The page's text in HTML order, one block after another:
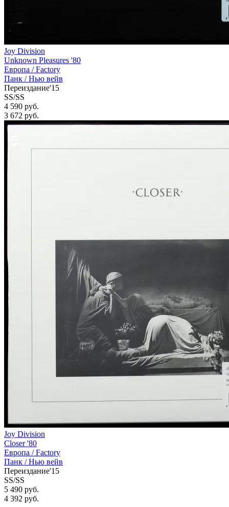
Joy Division
Unknown Pleasures '80
Европа /Factory
Панк / Нью вейв
Переиздание'15
SS/SS
4 590 руб.
3 672 руб.
Joy Division
Closer '80
Европа /Factory
Панк / Нью вейв
Переиздание'15
SS/SS
5 490 руб.
4 392 руб.